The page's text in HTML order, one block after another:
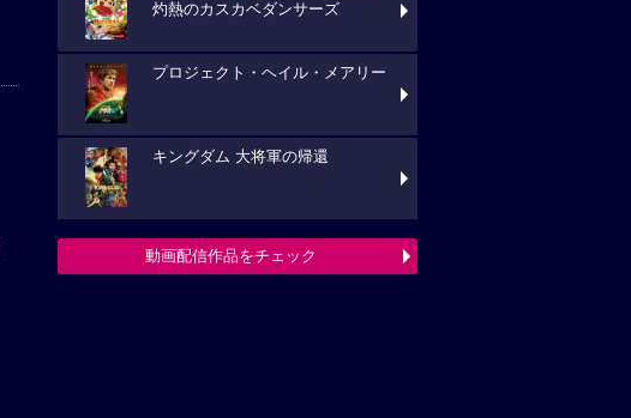
灼熱のカスカベダンサーズ
プロジェクト・ヘイル・メアリー
キングダム 大将軍の帰還
動画配信作品をチェック